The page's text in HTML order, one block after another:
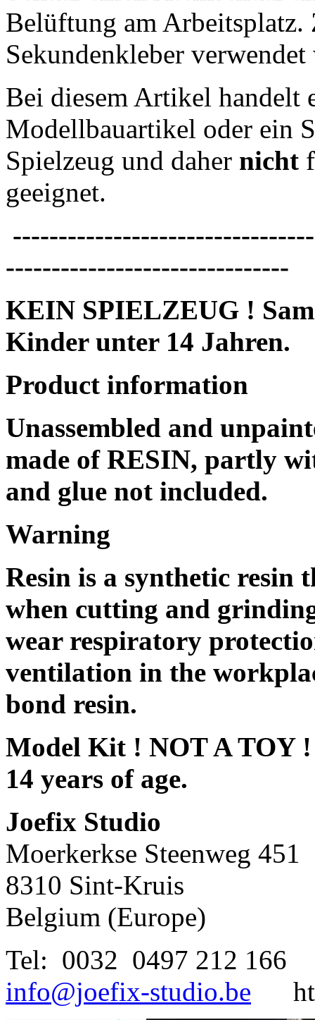
Belüftung am Arbeitsplatz.
Sekundenkleber verwendet
Bei diesem Artikel handelt
Modellbauartikel oder ein
Spielzeug und daher nicht
geeignet.
-------------------------------
KEIN SPIELZEUG !
Kinder unter 14 Jahren.
Product information
Unassembled and
made of RESIN, partly
and glue not included.
Warning
Resin is a synthetic resin
when cutting and
wear respiratory
ventilation in the
bond resin.
Model Kit ! NOT A TOY
14 years of age.
Joefix Studio
Moerkerkse Steenweg 451
8310 Sint-Kruis
Belgium (Europe)
Tel: 0032 0497 212 166
info@joefix-studio.be